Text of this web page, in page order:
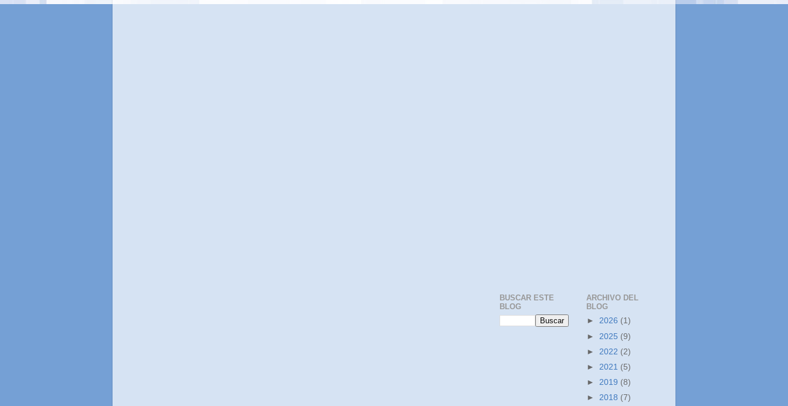
BUSCAR ESTE
BLOG
ARCHIVO DEL
BLOG
► 2026 (1)
► 2025 (9)
► 2022 (2)
► 2021 (5)
► 2019 (8)
► 2018 (7)